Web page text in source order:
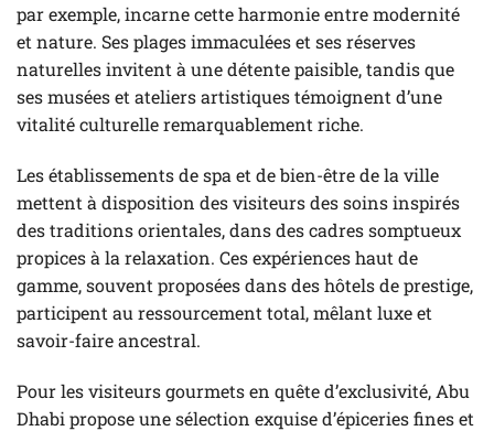
par exemple, incarne cette harmonie entre modernité
et nature. Ses plages immaculées et ses réserves
naturelles invitent à une détente paisible, tandis que
ses musées et ateliers artistiques témoignent d’une
vitalité culturelle remarquablement riche.
Les établissements de spa et de bien-être de la ville
mettent à disposition des visiteurs des soins inspirés
des traditions orientales, dans des cadres somptueux
propices à la relaxation. Ces expériences haut de
gamme, souvent proposées dans des hôtels de prestige,
participent au ressourcement total, mêlant luxe et
savoir-faire ancestral.
Pour les visiteurs gourmets en quête d’exclusivité, Abu
Dhabi propose une sélection exquise d’épiceries fines et